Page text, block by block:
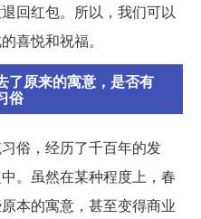
回红包。所以，我们可以
喜悦和祝福。
了原来的寓意，是否有
俗
俗，经历了千百年的发
。虽然在某种程度上，春
本的寓意，甚至变得商业